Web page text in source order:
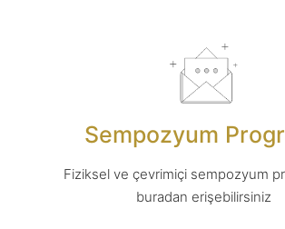
Sempozyum
Fiziksel ve çevrimiçi sempozyum
buradan erişebilirsiniz